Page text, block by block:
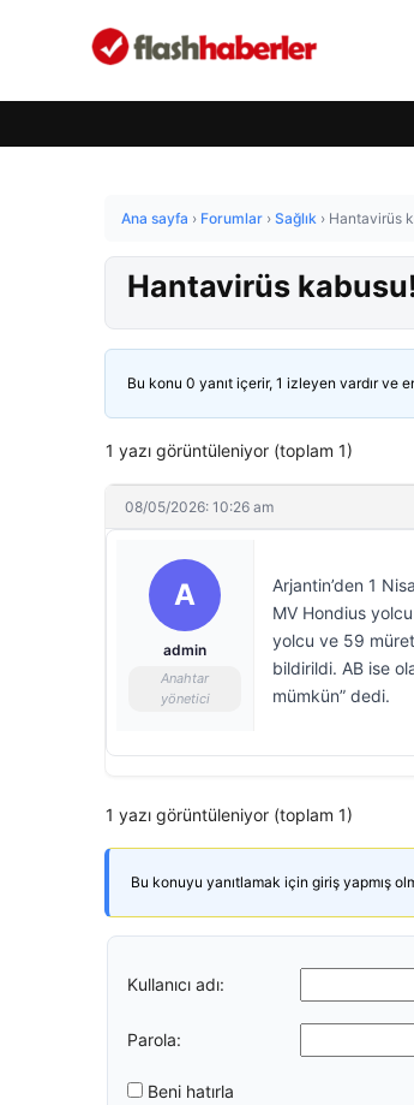
Ana sayfa › Forumlar › Sağlık › Hantavirüs
Hantavirüs
Bu konu 0 yanıt içerir, 1 izleyen vardır ve
1 yazı görüntüleniyor (toplam 1)
08/05/2026: 10:26 am
A
admin
Anahtar
yönetici
Arjantin’den 1
MV Hondius
yolcu ve 59
bildirildi. AB ise
mümkün” dedi.
1 yazı görüntüleniyor (toplam 1)
Bu konuyu yanıtlamak için giriş yapmış
Kullanıcı adı:
Parola:
Beni hatırla